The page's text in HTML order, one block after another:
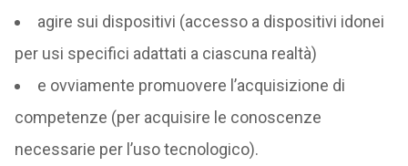
agire sui dispositivi (accesso a dispositivi idonei
per usi specifici adattati a ciascuna realtà)
e ovviamente promuovere l’acquisizione di
competenze (per acquisire le conoscenze
necessarie per l’uso tecnologico).